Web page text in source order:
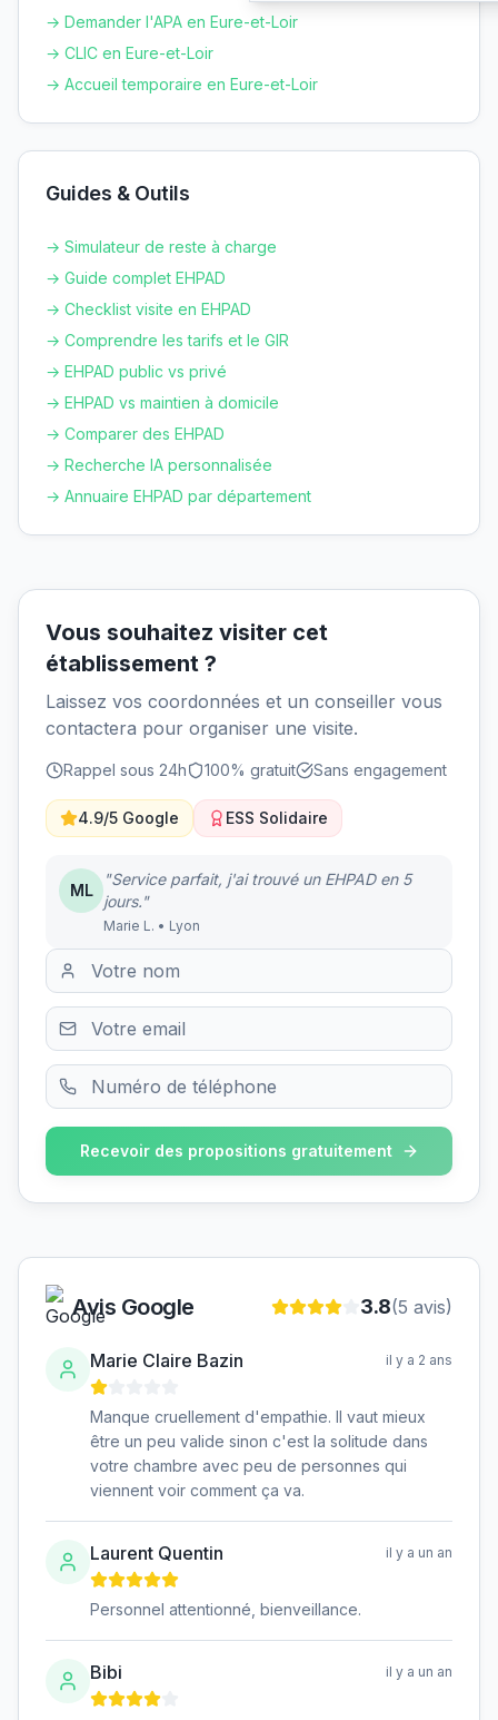
→ Demander l'APA en Eure-et-Loir
→ CLIC en Eure-et-Loir
→ Accueil temporaire en Eure-et-Loir
Guides & Outils
→ Simulateur de reste à charge
→ Guide complet EHPAD
→ Checklist visite en EHPAD
→ Comprendre les tarifs et le GIR
→ EHPAD public vs privé
→ EHPAD vs maintien à domicile
→ Comparer des EHPAD
→ Recherche IA personnalisée
→ Annuaire EHPAD par département
Vous souhaitez visiter cet
établissement ?
Laissez vos coordonnées et un conseiller vous
contactera pour organiser une visite.
Rappel sous 24h 100% gratuit Sans engagement
4.9/5 Google ESS Solidaire
ML
"Service parfait, j'ai trouvé un EHPAD en 5
jours."
Marie L. • Lyon
Recevoir des propositions gratuitement
Avis Google 3.8(5 avis)
Marie Claire Bazin il y a 2 ans
Manque cruellement d'empathie. Il vaut mieux
être un peu valide sinon c'est la solitude dans
votre chambre avec peu de personnes qui
viennent voir comment ça va.
Laurent Quentin il y a un an
Personnel attentionné, bienveillance.
Bibi il y a un an